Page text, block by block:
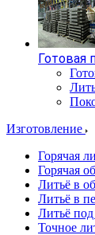
Готовая
Изготовление
Горячая
Горячая
Литьё в
Литьё в
Литьё
Точное